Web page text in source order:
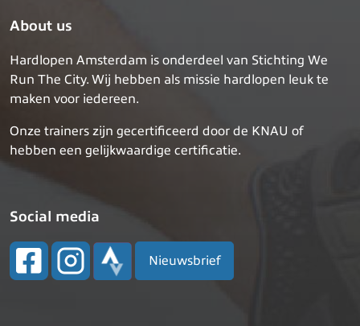
About us
Hardlopen Amsterdam is onderdeel van Stichting We
Run The City. Wij hebben als missie hardlopen leuk te
maken voor iedereen.
Onze trainers zijn gecertificeerd door de KNAU of
hebben een gelijkwaardige certificatie.
Social media
Nieuwsbrief